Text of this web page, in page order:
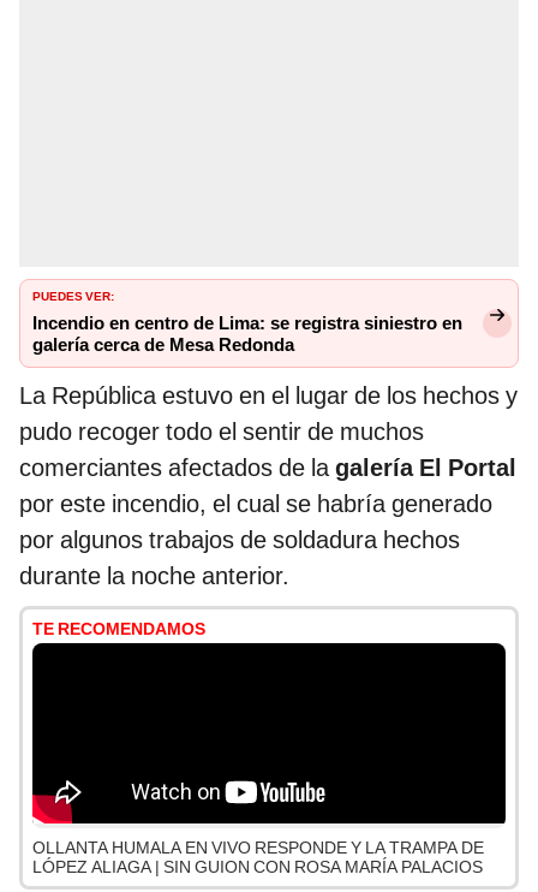
PUEDES VER:
Incendio en centro de Lima: se registra siniestro en
galería cerca de Mesa Redonda
La República estuvo en el lugar de los hechos y
pudo recoger todo el sentir de muchos
comerciantes afectados de lagalería El Portal
por este incendio, el cual se habría generado
por algunos trabajos de soldadura hechos
durante la noche anterior.
TE RECOMENDAMOS
OLLANTA HUMALA EN VIVO RESPONDE Y LA TRAMPA DE
LÓPEZ ALIAGA | SIN GUION CON ROSA MARÍA PALACIOS